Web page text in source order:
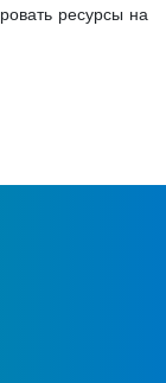
ресурсы на